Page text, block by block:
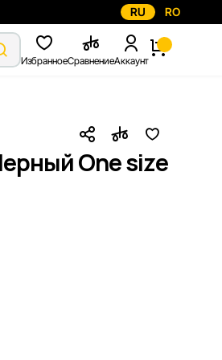
RU RO
ИзбранноеСравнениеАккаунт
One size